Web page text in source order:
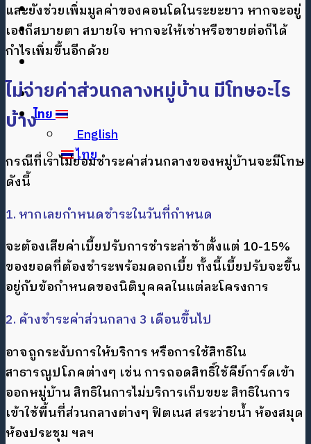
ไทย
English
ไทย
และยังช่วยเพิ่มมูลค่าของคอนโดในระยะยาว หากจะอยู่
เองก็สบายตา สบายใจ หากจะให้เช่าหรือขายต่อก็ได้
กำไรเพิ่มขึ้นอีกด้วย
ไม่จ่ายค่าส่วนกลางหมู่บ้าน มีโทษอะไร
บ้าง
กรณีที่เราไม่ยอมชำระค่าส่วนกลางของหมู่บ้านจะมีโทษ
ดังนี้
1. หากเลยกำหนดชำระในวันที่กำหนด
จะต้องเสียค่าเบี้ยปรับการชำระล่าช้าตั้งแต่ 10-15%
ของยอดที่ต้องชำระพร้อมดอกเบี้ย ทั้งนี้เบี้ยปรับจะขึ้น
อยู่กับข้อกำหนดของนิติบุคคลในแต่ละโครงการ
2. ค้างชำระค่าส่วนกลาง 3 เดือนขึ้นไป
อาจถูกระงับการให้บริการ หรือการใช้สิทธิใน
สาธารณูปโภคต่างๆ เช่น การถอดสิทธิ์ใช้คีย์การ์ดเข้า
ออกหมู่บ้าน สิทธิในการไม่บริการเก็บขยะ สิทธิในการ
เข้าใช้พื้นที่ส่วนกลางต่างๆ ฟิตเนส สระว่ายน้ำ ห้องสมุด
ห้องประชุม ฯลฯ